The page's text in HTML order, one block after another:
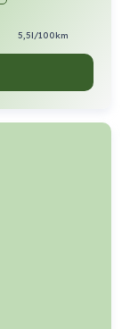
5,5l/100km